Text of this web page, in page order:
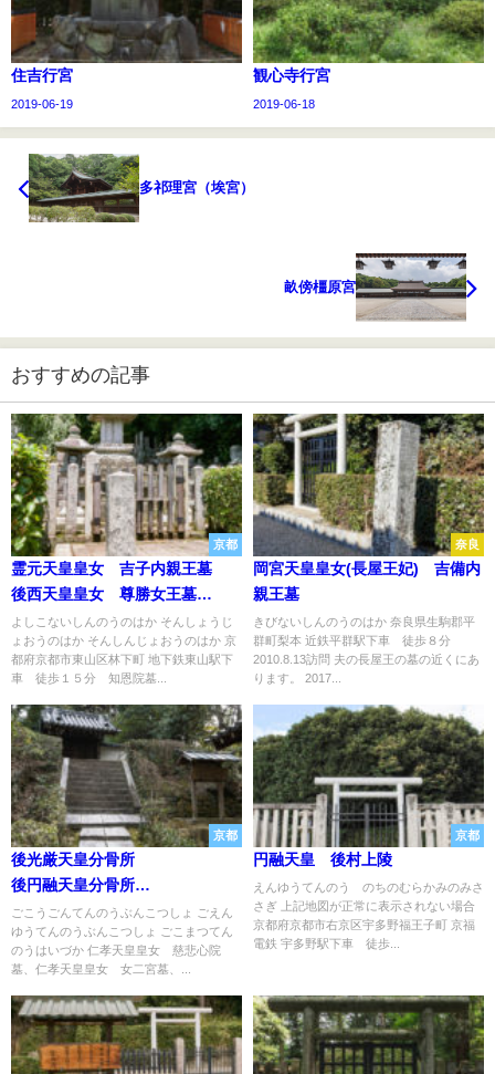
住吉行宮
2019-06-19
観心寺行宮
2019-06-18
多祁理宮（埃宮）
畝傍橿原宮
おすすめの記事
京都
霊元天皇皇女 吉子内親王墓
後西天皇皇女 尊勝女王墓
東山天皇皇孫女 尊信女王墓
よしこないしんのうのはか そんしょうじ
ょおうのはか そんしんじょおうのはか 京
都府京都市東山区林下町 地下鉄東山駅下
車 徒歩１５分 知恩院墓...
奈良
岡宮天皇皇女(長屋王妃) 吉備内
親王墓
きびないしんのうのはか 奈良県生駒郡平
群町梨本 近鉄平群駅下車 徒歩８分
2010.8.13訪問 夫の長屋王の墓の近くにあ
ります。 2017...
京都
後光厳天皇分骨所
後円融天皇分骨所
後小松天皇灰塚
ごこうごんてんのうぶんこつしょ ごえん
ゆうてんのうぶんこつしょ ごこまつてん
のうはいづか 仁孝天皇皇女 慈悲心院
墓、仁孝天皇皇女 女二宮墓、...
京都
円融天皇 後村上陵
えんゆうてんのう のちのむらかみのみさ
さぎ 上記地図が正常に表示されない場合
京都府京都市右京区宇多野福王子町 京福
電鉄 宇多野駅下車 徒歩...